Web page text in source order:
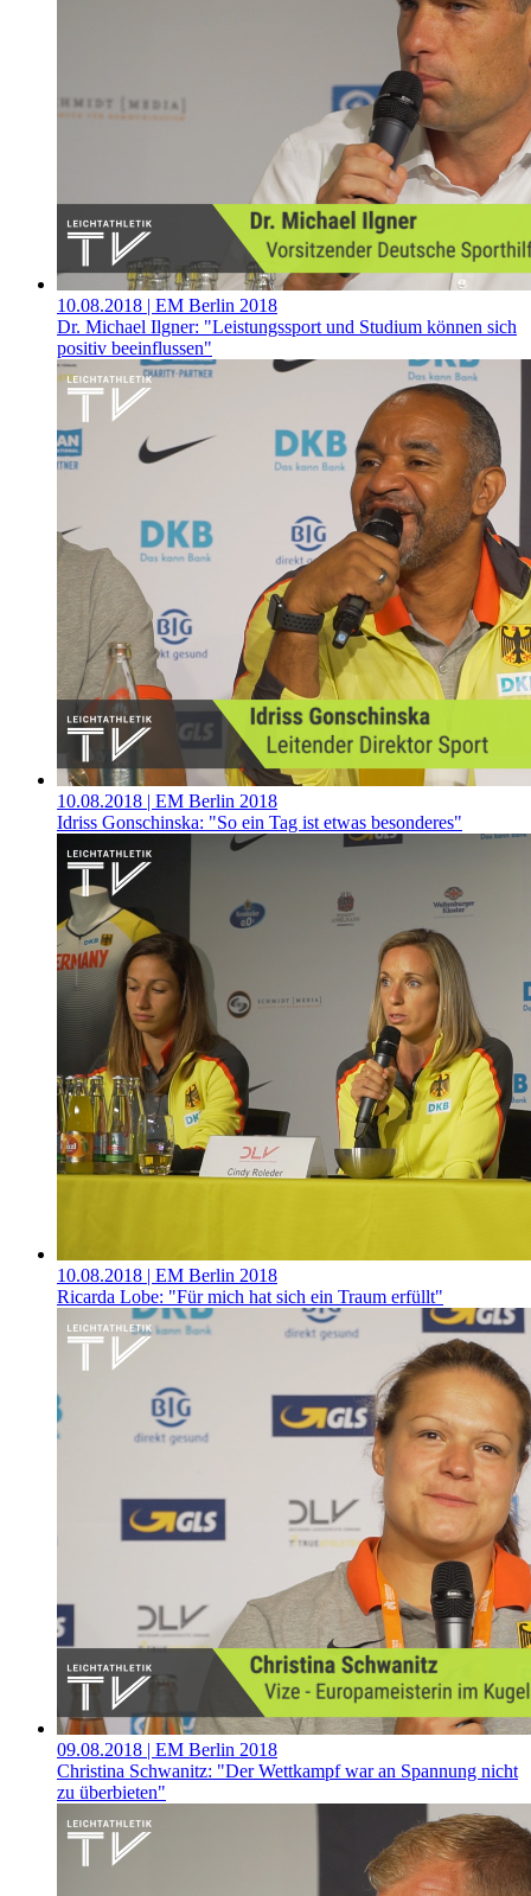
10.08.2018 | EM Berlin 2018
Dr. Michael Ilgner: "Leistungssport und Studium können sich
positiv beeinflussen"
10.08.2018 | EM Berlin 2018
Idriss Gonschinska: "So ein Tag ist etwas besonderes"
10.08.2018 | EM Berlin 2018
Ricarda Lobe: "Für mich hat sich ein Traum erfüllt"
09.08.2018 | EM Berlin 2018
Christina Schwanitz: "Der Wettkampf war an Spannung nicht
zu überbieten"